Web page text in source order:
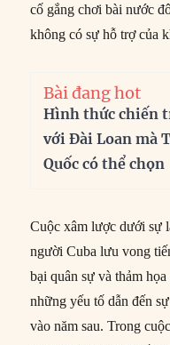
cố gắng chơi bài nước
không có sự hỗ trợ của
Bài đang hot
Hình thức chiến
với Đài Loan mà
Quốc có thể chọn
Cuộc xâm lược dưới sự
người Cuba lưu vong
bại quân sự và thảm
những yếu tố dẫn đến
vào năm sau. Trong